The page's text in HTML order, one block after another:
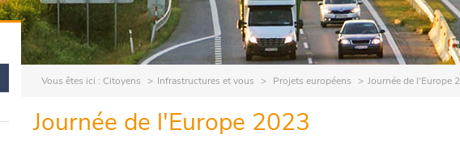
Vous êtes ici : Citoyens Infrastructures et vous Projets européens Journée de l'Europe
Journée de l'Europe 2023